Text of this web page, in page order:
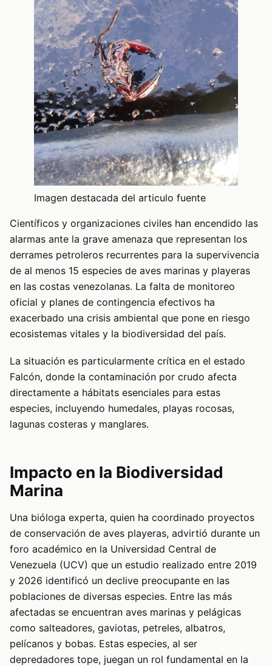
Imagen destacada del articulo fuente
Científicos y organizaciones civiles han encendido las
alarmas ante la grave amenaza que representan los
derrames petroleros recurrentes para la supervivencia
de al menos 15 especies de aves marinas y playeras
en las costas venezolanas. La falta de monitoreo
oficial y planes de contingencia efectivos ha
exacerbado una crisis ambiental que pone en riesgo
ecosistemas vitales y la biodiversidad del país.
La situación es particularmente crítica en el estado
Falcón, donde la contaminación por crudo afecta
directamente a hábitats esenciales para estas
especies, incluyendo humedales, playas rocosas,
lagunas costeras y manglares.
Impacto en la Biodiversidad
Marina
Una bióloga experta, quien ha coordinado proyectos
de conservación de aves playeras, advirtió durante un
foro académico en la Universidad Central de
Venezuela (UCV) que un estudio realizado entre 2019
y 2026 identificó un declive preocupante en las
poblaciones de diversas especies. Entre las más
afectadas se encuentran aves marinas y pelágicas
como salteadores, gaviotas, petreles, albatros,
pelícanos y bobas. Estas especies, al ser
depredadores tope, juegan un rol fundamental en la